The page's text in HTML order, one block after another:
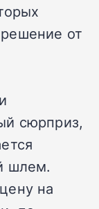
от
сюрприз,
шлем.
на